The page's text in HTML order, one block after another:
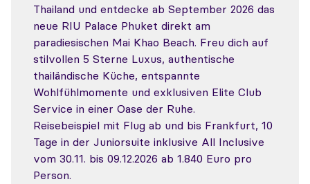
Thailand und entdecke ab September 2026 das
neue RIU Palace Phuket direkt am
paradiesischen Mai Khao Beach. Freu dich auf
stilvollen 5 Sterne Luxus, authentische
thailändische Küche, entspannte
Wohlfühlmomente und exklusiven Elite Club
Service in einer Oase der Ruhe.
Reisebeispiel mit Flug ab und bis Frankfurt, 10
Tage in der Juniorsuite inklusive All Inclusive
vom 30.11. bis 09.12.2026 ab 1.840 Euro pro
Person.